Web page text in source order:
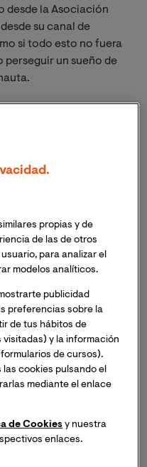
desde la Asociación
su canal de
si todo esto no fuera
perseguir un sueño de
para que nos contara
sobre su trabajo
la importancia de hacer
referentes
de ti? ¿Qué te
astronomía? ¿Cómo
actualidad?
curiosa. Cuando era
enano, el típico
seguro que no se veía
ilusión. Con mi
con las
del año, busqué todo
nebulosas… Pasaba
a dormir en una tienda
propias y de
de las de otros
para analizar el
modelos analíticos.
publicidad
preferencias sobre la
de tus hábitos de
visitadas) y la información
de cursos).
cookies pulsando el
mediante el enlace
de Cookies y nuestra
enlaces.